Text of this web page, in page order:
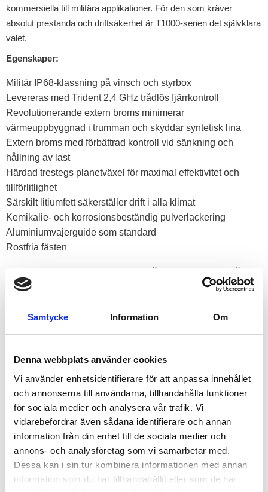
Samtycke Information Om
Denna webbplats använder cookies
Vi använder enhetsidentifierare för att anpassa innehållet
och annonserna till användarna, tillhandahålla funktioner
för sociala medier och analysera vår trafik. Vi
vidarebefordrar även sådana identifierare och annan
information från din enhet till de sociala medier och
annons- och analysföretag som vi samarbetar med.
Dessa kan i sin tur kombinera informationen med annan
information som du har tillhandahållit eller som de har
kommersiella till militära applikationer. För den som kräver
absolut prestanda och driftsäkerhet är T1000-serien det självklara
valet.
Egenskaper:
Militär IP68-klassning på vinsch och styrbox
Levereras med Trident 2,4 GHz trådlös fjärrkontroll
Revolutionerande extern broms minimerar
värmeuppbyggnad i trumman och skyddar syntetisk lina
Extern broms med förbättrad kontroll vid sänkning och
hållning av last
Härdad trestegs planetväxel för maximal effektivitet och
tillförlitlighet
Särskilt litiumfett säkerställer drift i alla klimat
Kemikalie- och korrosionsbeständig pulverlackering
Aluminiumvajerguide som standard
Rostfria fästen
PRODUKTEN LEVERERAS MED FÖLJANDE TILLBEHÖR:
Robust trådbunden handkontroll
Garanti 3 år
RELATERADE PRODUKTER